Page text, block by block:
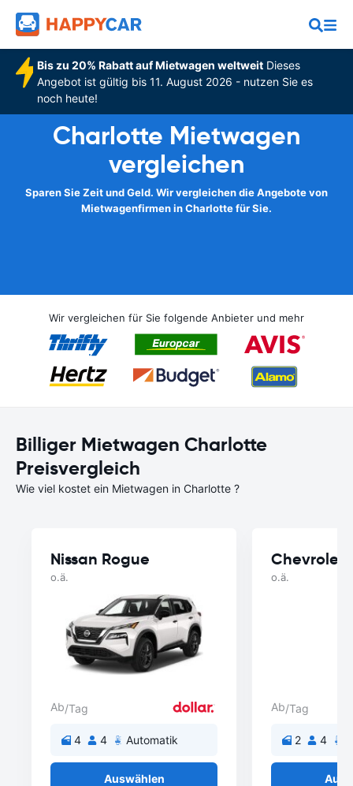
Bis zu 20% Rabatt auf Mietwagen weltweitDieses
Angebot ist gültig bis 11. August 2026 - nutzen Sie es
noch heute!
Charlotte Mietwagen
vergleichen
Sparen Sie Zeit und Geld. Wir vergleichen die Angebote von
Mietwagenfirmen in Charlotte für Sie.
Wir vergleichen für Sie folgende Anbieter und mehr
Billiger Mietwagen Charlotte
Preisvergleich
Wie viel kostet ein Mietwagen in Charlotte ?
Nissan Rogue
o.ä.
Ab/Tag
4 4 Automatik
Auswählen
Chevrolet
o.ä.
Ab/Tag
2 4